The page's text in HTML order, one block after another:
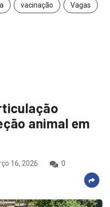
vacinação Vagas
animal em
16, 2026
0